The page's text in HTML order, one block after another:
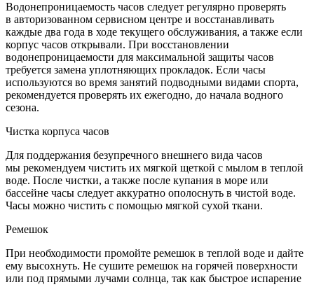
Водонепроницаемость часов следует регулярно проверять
в авторизованном сервисном центре и восстанавливать
каждые два года в ходе текущего обслуживания, а также если
корпус часов открывали. При восстановлении
водонепроницаемости для максимальной защиты часов
требуется замена уплотняющих прокладок. Если часы
используются во время занятий подводными видами спорта,
рекомендуется проверять их ежегодно, до начала водного
сезона.
Чистка корпуса часов
Для поддержания безупречного внешнего вида часов
мы рекомендуем чистить их мягкой щеткой с мылом в теплой
воде. После чистки, а также после купания в море или
бассейне часы следует аккуратно ополоснуть в чистой воде.
Часы можно чистить с помощью мягкой сухой ткани.
Ремешок
При необходимости промойте ремешок в теплой воде и дайте
ему высохнуть. Не сушите ремешок на горячей поверхности
или под прямыми лучами солнца, так как быстрое испарение